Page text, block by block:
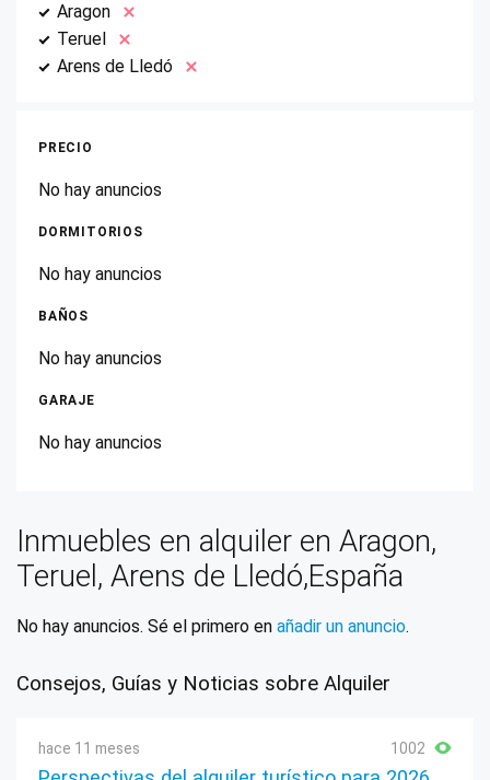
Aragon
Teruel
Arens de Lledó
PRECIO
No hay anuncios
DORMITORIOS
No hay anuncios
BAÑOS
No hay anuncios
GARAJE
No hay anuncios
Inmuebles en alquiler en Aragon,
Teruel, Arens de Lledó,España
No hay anuncios. Sé el primero en añadir un anuncio.
Consejos, Guías y Noticias sobre Alquiler
hace 11 meses 1002